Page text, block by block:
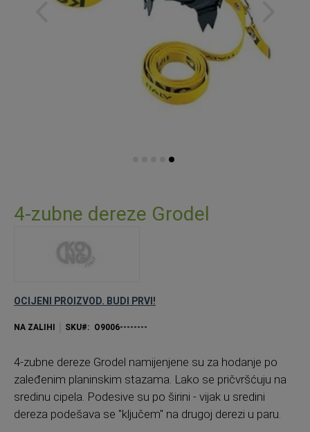
to
the
gallery
4-zubne dereze Grodel
OCIJENI PROIZVOD. BUDI PRVI!
NA ZALIHI SKU O9006--------
4-zubne dereze Grodel namijenjene su za hodanje po
zaleđenim planinskim stazama. Lako se pričvršćuju na
sredinu cipela. Podesive su po širini - vijak u sredini
dereza podešava se "ključem" na drugoj derezi u paru.